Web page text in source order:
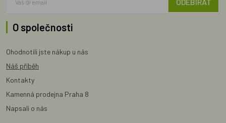
O společnosti
Ohodnotili jste nákup u nás
Náš příběh
Kontakty
Kamenná prodejna Praha 8
Napsali o nás